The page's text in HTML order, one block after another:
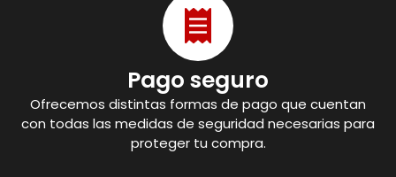
Pago seguro
Ofrecemos distintas formas de pago que cuentan
con todas las medidas de seguridad necesarias para
proteger tu compra.